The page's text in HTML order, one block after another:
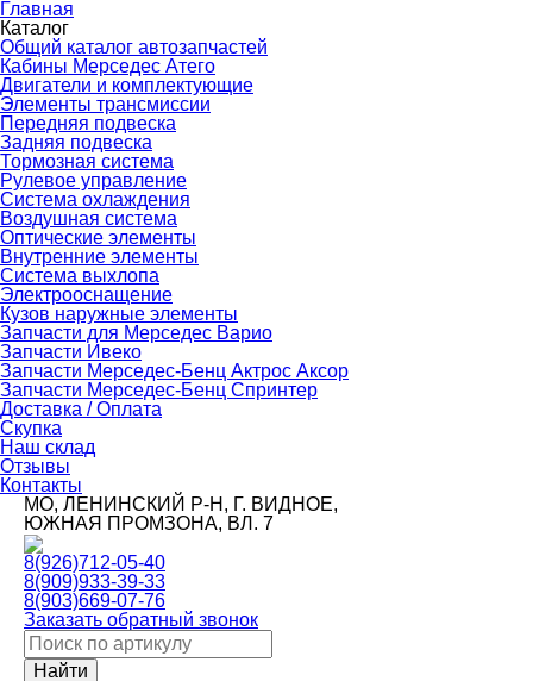
Главная
Каталог
Общий каталог автозапчастей
Кабины Мерседес Атего
Двигатели и комплектующие
Элементы трансмиссии
Передняя подвеска
Задняя подвеска
Тормозная сиcтема
Рулевое управление
Система охлаждения
Воздушная система
Оптические элементы
Внутренние элементы
Система выхлопа
Электрооснащение
Кузов наружные элементы
Запчасти для Мерседес Варио
Запчасти Ивеко
Запчасти Мерседес-Бенц Актрос Аксор
Запчасти Мерседес-Бенц Спринтер
Доставка / Оплата
Скупка
Наш склад
Отзывы
Контакты
МО, ЛЕНИНСКИЙ Р-Н, Г. ВИДНОЕ,
ЮЖНАЯ ПРОМЗОНА, ВЛ. 7
8(926)712-05-40
8(909)933-39-33
8(903)669-07-76
Заказать обратный звонок